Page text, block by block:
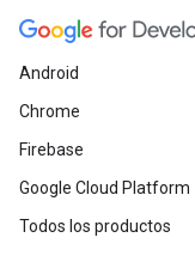
Android
Chrome
Firebase
Google Cloud Platform
Todos los productos